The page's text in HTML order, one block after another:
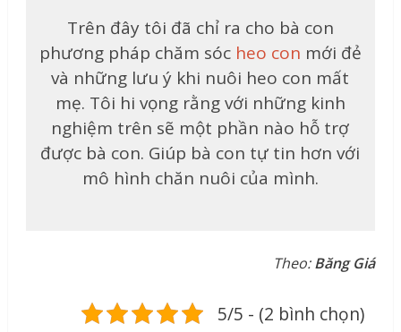
Trên đây tôi đã chỉ ra cho bà con
phương pháp chăm sóc heo con mới đẻ
và những lưu ý khi nuôi heo con mất
mẹ. Tôi hi vọng rằng với những kinh
nghiệm trên sẽ một phần nào hỗ trợ
được bà con. Giúp bà con tự tin hơn với
mô hình chăn nuôi của mình.
Theo:Băng Giá
5/5 - (2 bình chọn)